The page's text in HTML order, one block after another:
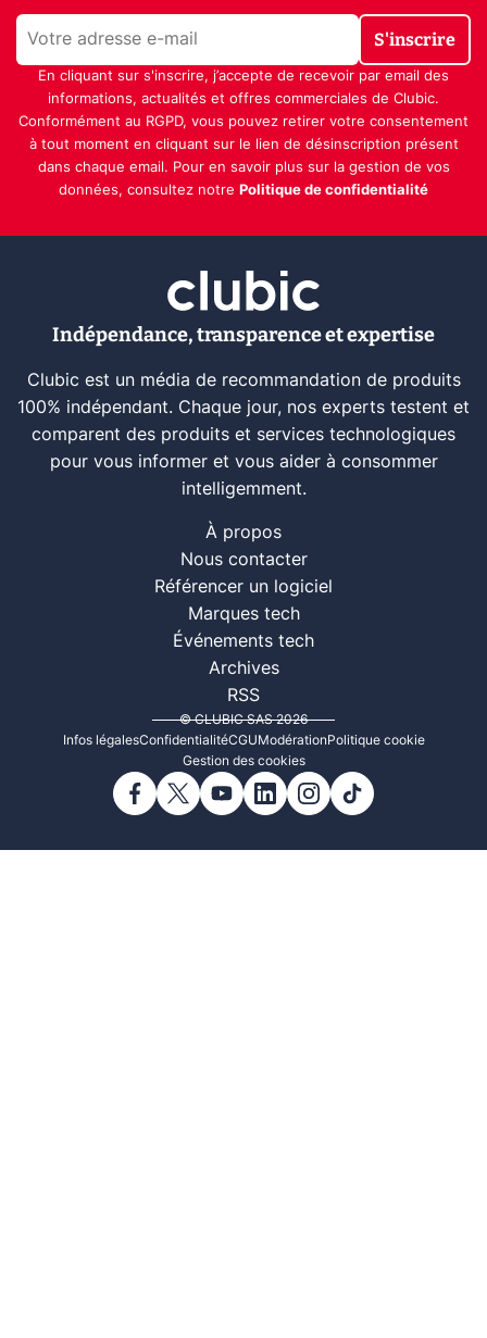
S'inscrire
En cliquant sur s'inscrire, j’accepte de recevoir par email des
informations, actualités et offres commerciales de Clubic.
Conformément au RGPD, vous pouvez retirer votre consentement
à tout moment en cliquant sur le lien de désinscription présent
dans chaque email. Pour en savoir plus sur la gestion de vos
données, consultez notre Politique de confidentialité
Indépendance, transparence et expertise
Clubic est un média de recommandation de produits
100% indépendant. Chaque jour, nos experts testent et
comparent des produits et services technologiques
pour vous informer et vous aider à consommer
intelligemment.
À propos
Nous contacter
Référencer un logiciel
Marques tech
Événements tech
Archives
RSS
© CLUBIC SAS 2026
Infos légalesConfidentialitéCGUModérationPolitique cookie
Gestion des cookies